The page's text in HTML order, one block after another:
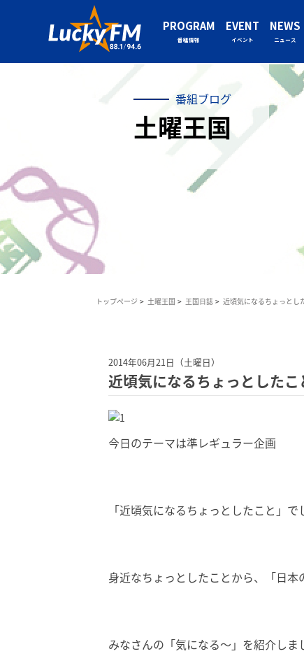
PROGRAM
番組情報
EVENT
イベント
NEWS
ニュース
番組ブログ
土曜王国
トップページ 土曜王国 王国日誌 近頃気になるちょっとし
2014年06月21日（土曜日）
近頃気になるちょっとしたこ
今日のテーマは準レギュラー企画
「近頃気になるちょっとしたこと」
身近なちょっとしたことから、「日
みなさんの「気になる〜」を紹介し